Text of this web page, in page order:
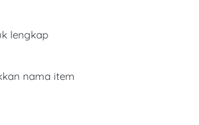
lengkap
nama item